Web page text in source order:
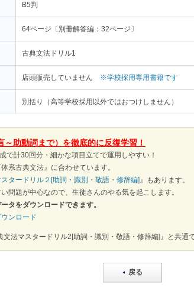
B5判
64ページ〔別冊解答編：32ページ〕
古典文法ドリル1
店頭販売していません ※学校採用専用書籍です
別括り（高等学校採用以外ではおつけしません）
～助動詞まで）を徹底的に反復学習！
で計30回分・細かな項目立てで運用しやすい！
系古典文法』に合わせています。
タードリル２[助詞・識別・敬語・修辞編]』もあります。
問題が中心なので、生徒さんのやる気を起こします。
タをダウンロードできます。
ンロード
法マスタードリル2[助詞・識別・敬語・修辞編]』と共通
戻る